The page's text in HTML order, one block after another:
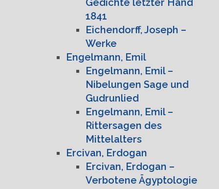
Gedichte letzter Hand
1841
Eichendorff, Joseph –
Werke
Engelmann, Emil
Engelmann, Emil –
Nibelungen Sage und
Gudrunlied
Engelmann, Emil –
Rittersagen des
Mittelalters
Ercivan, Erdogan
Ercivan, Erdogan –
Verbotene Ägyptologie